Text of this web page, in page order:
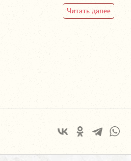
Читать далее